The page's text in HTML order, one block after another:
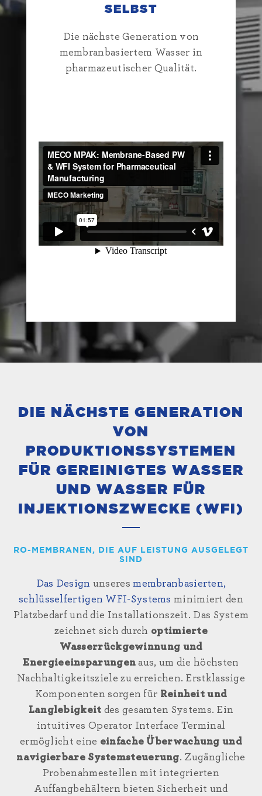
SELBST
Die nächste Generation von
membranbasiertem Wasser in
pharmazeutischer Qualität.
DIE NÄCHSTE GENERATION
VON
PRODUKTIONSSYSTEMEN
FÜR GEREINIGTES WASSER
UND WASSER FÜR
INJEKTIONSZWECKE (WFI)
RO-MEMBRANEN, DIE AUF LEISTUNG AUSGELEGT
SIND
Das Design unseres membranbasierten,
schlüsselfertigen WFI-Systems minimiert den
Platzbedarf und die Installationszeit. Das System
zeichnet sich durch optimierte
Wasserrückgewinnung und
Energieeinsparungen aus, um die höchsten
Nachhaltigkeitsziele zu erreichen. Erstklassige
Komponenten sorgen für Reinheit und
Langlebigkeit des gesamten Systems. Ein
intuitives Operator Interface Terminal
ermöglicht eine einfache Überwachung und
navigierbare Systemsteuerung. Zugängliche
Probenahmestellen mit integrierten
Auffangbehältern bieten Sicherheit und